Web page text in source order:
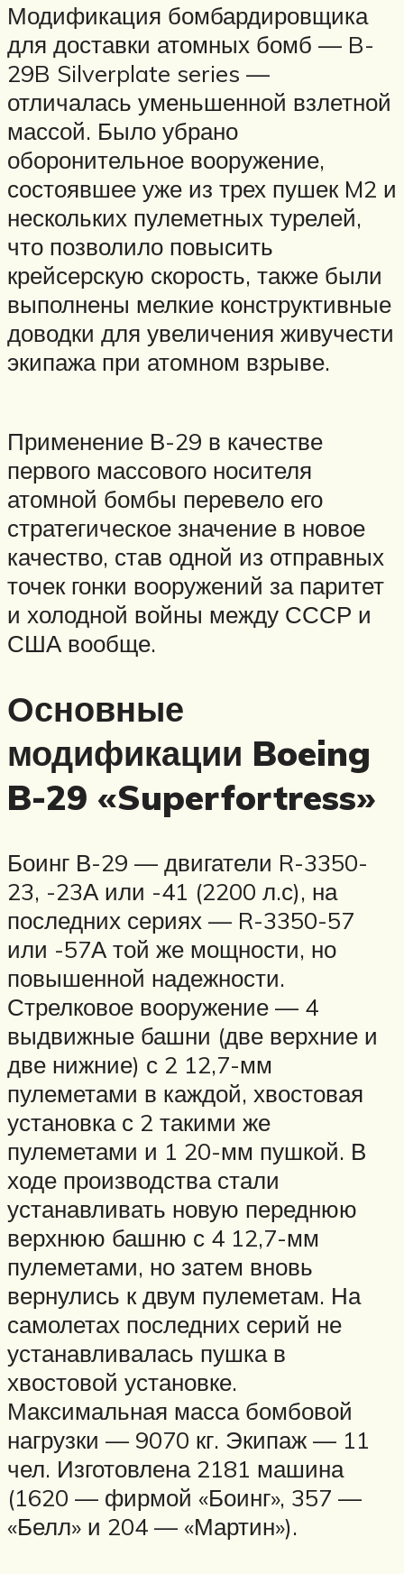
Модификация бомбардировщика
для доставки атомных бомб — B-
29B Silverplate series —
отличалась уменьшенной взлетной
массой. Было убрано
оборонительное вооружение,
состоявшее уже из трех пушек M2 и
нескольких пулеметных турелей,
что позволило повысить
крейсерскую скорость, также были
выполнены мелкие конструктивные
доводки для увеличения живучести
экипажа при атомном взрыве.
Применение В-29 в качестве
первого массового носителя
атомной бомбы перевело его
стратегическое значение в новое
качество, став одной из отправных
точек гонки вооружений за паритет
и холодной войны между СССР и
США вообще.
Основные
модификации Boeing
B-29 «Superfortress»
Боинг В-29 — двигатели R-3350-
23, -23А или -41 (2200 л.с), на
последних сериях — R-3350-57
или -57А той же мощности, но
повышенной надежности.
Стрелковое вооружение — 4
выдвижные башни (две верхние и
две нижние) с 2 12,7-мм
пулеметами в каждой, хвостовая
установка с 2 такими же
пулеметами и 1 20-мм пушкой. В
ходе производства стали
устанавливать новую переднюю
верхнюю башню с 4 12,7-мм
пулеметами, но затем вновь
вернулись к двум пулеметам. На
самолетах последних серий не
устанавливалась пушка в
хвостовой установке.
Максимальная масса бомбовой
нагрузки — 9070 кг. Экипаж — 11
чел. Изготовлена 2181 машина
(1620 — фирмой «Боинг», 357 —
«Белл» и 204 — «Мартин»).